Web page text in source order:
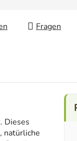
Fragen
Dieses
natürliche